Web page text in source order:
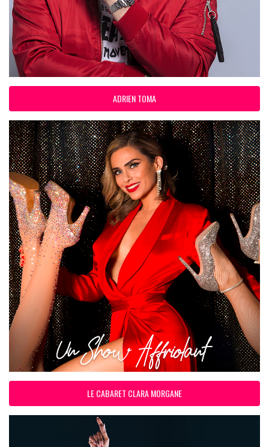
ADRIEN TOMA
LE CABARET CLARA MORGANE